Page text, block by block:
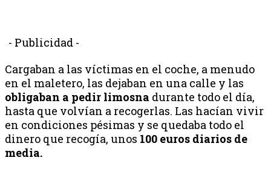
- Publicidad -
Cargaban a las víctimas en el coche, a menudo
en el maletero, las dejaban en una calle y las
obligaban a pedir limosna durante todo el día,
hasta que volvían a recogerlas. Las hacían vivir
en condiciones pésimas y se quedaba todo el
dinero que recogía, unos 100 euros diarios de
media.